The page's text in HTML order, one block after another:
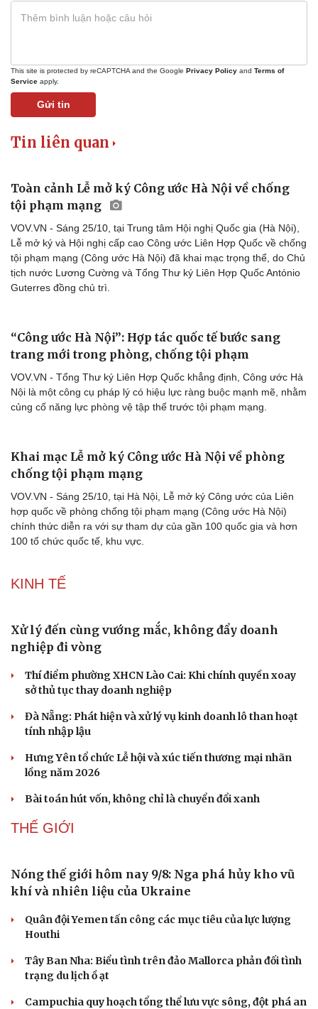
Doanh nghiệp
Thông tin doanh nghiệp
Doanh nghiệp 24h
Doanh nhân
Vì cộng đồng
Sành điệu
Tin Công nghệ
Trải nghiệm
Chuyển đổi số
This site is protected by reCAPTCHA and the Google Privacy Policy and Terms of
Service apply.
Gửi tin
Tin liên quan
Toàn cảnh Lễ mở ký Công ước Hà Nội về chống
tội phạm mạng
VOV.VN - Sáng 25/10, tại Trung tâm Hội nghị Quốc gia (Hà Nội),
Lễ mở ký và Hội nghị cấp cao Công ước Liên Hợp Quốc về chống
tội phạm mạng (Công ước Hà Nội) đã khai mạc trọng thể, do Chủ
tịch nước Lương Cường và Tổng Thư ký Liên Hợp Quốc António
Guterres đồng chủ trì.
“Công ước Hà Nội”: Hợp tác quốc tế bước sang
trang mới trong phòng, chống tội phạm
VOV.VN - Tổng Thư ký Liên Hợp Quốc khẳng định, Công ước Hà
Nội là một công cụ pháp lý có hiệu lực ràng buộc mạnh mẽ, nhằm
củng cố năng lực phòng vệ tập thể trước tội phạm mạng.
Khai mạc Lễ mở ký Công ước Hà Nội về phòng
chống tội phạm mạng
VOV.VN - Sáng 25/10, tại Hà Nội, Lễ mở ký Công ước của Liên
hợp quốc về phòng chống tội phạm mạng (Công ước Hà Nội)
chính thức diễn ra với sự tham dự của gần 100 quốc gia và hơn
100 tổ chức quốc tế, khu vực.
KINH TẾ
Xử lý đến cùng vướng mắc, không đẩy doanh
nghiệp đi vòng
Thí điểm phường XHCN Lào Cai: Khi chính quyền xoay
sở thủ tục thay doanh nghiệp
Đà Nẵng: Phát hiện và xử lý vụ kinh doanh lô than hoạt
tính nhập lậu
Hưng Yên tổ chức Lễ hội và xúc tiến thương mại nhãn
lồng năm 2026
Bài toán hút vốn, không chỉ là chuyển đổi xanh
THẾ GIỚI
Nóng thế giới hôm nay 9/8: Nga phá hủy kho vũ
khí và nhiên liệu của Ukraine
Quân đội Yemen tấn công các mục tiêu của lực lượng
Houthi
Tây Ban Nha: Biểu tình trên đảo Mallorca phản đối tình
trạng du lịch ồ ạt
Campuchia quy hoạch tổng thể lưu vực sông, đột phá an